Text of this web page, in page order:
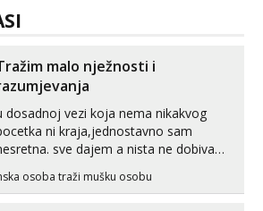
malo nježnosti i
dosadnoj vezi koja nema nikakvog
ni kraja,jednostavno sam
sve dajem a nista ne dobivam
moje potrebe,ne trazim puno
osoba traži mušku osobu